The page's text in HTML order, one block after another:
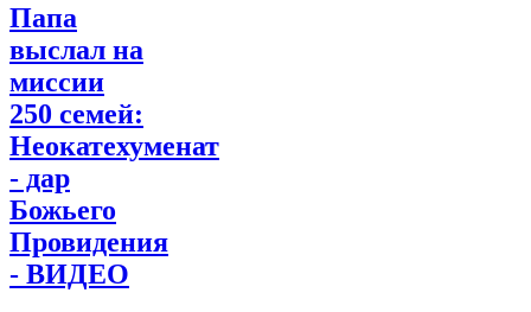
Папа
выслал на
миссии
250 семей:
Неокатехуменат
- дар
Божьего
Провидения
- ВИДЕО